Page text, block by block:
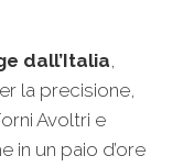
dall’Italia,
la precisione,
Avoltri e
in un paio d’ore